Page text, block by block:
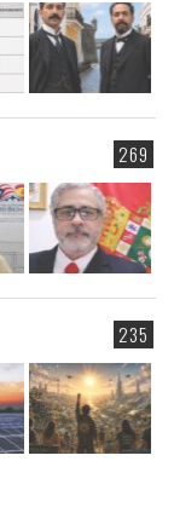
269
235